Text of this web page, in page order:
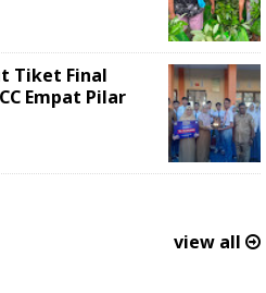
Tiket Final
Empat Pilar
view all